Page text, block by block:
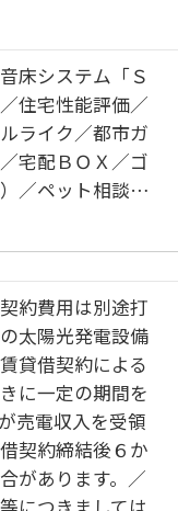
床システム「Ｓ
住宅性能評価／
ライク／都市ガ
宅配ＢＯＸ／ゴ
／ペット相談可
場（屋根付き）
犯カメラ／ＢＳ
）／シャーメゾ
ＢＴＱフレンド
グスクリーン／
（電動シャッタ
付ドアホン／全
イト／インター
Ｆｉ対応）／防
ス）／ＩＯＴ対
・台所・洗面
約費用は別途打
太陽光発電設備
貸借契約による
に一定の期間を
売電収入を受領
契約締結後６か
があります。／